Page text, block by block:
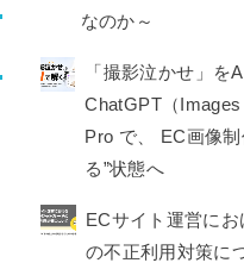
なのか～
「撮影泣かせ」を
ChatGPT（
Pro で、 EC画像
る”状態へ
ECサイト運営に
の不正利用対策に